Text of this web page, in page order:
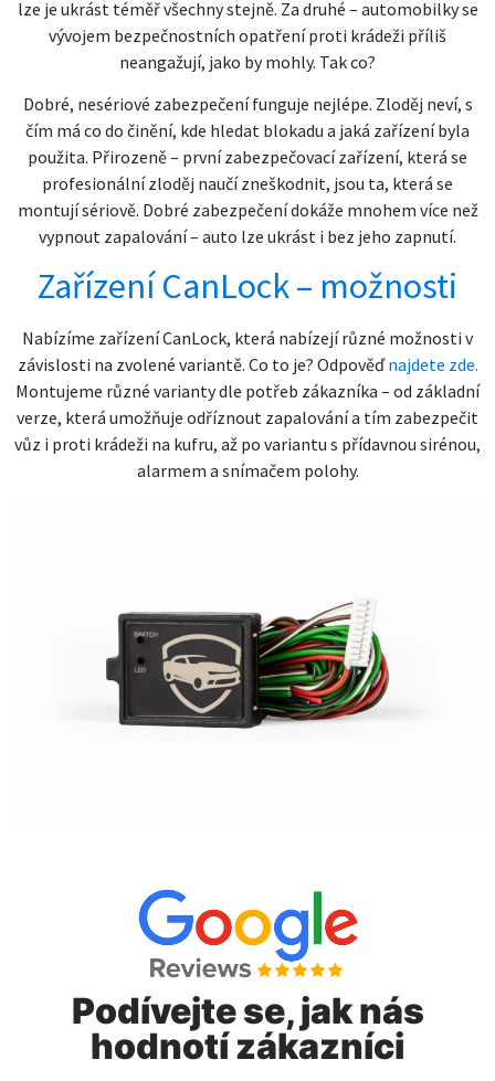
lze je ukrást téměř všechny stejně. Za druhé – automobilky se
vývojem bezpečnostních opatření proti krádeži příliš
neangažují, jako by mohly. Tak co?
Dobré, nesériové zabezpečení funguje nejlépe. Zloděj neví, s
čím má co do činění, kde hledat blokadu a jaká zařízení byla
použita. Přirozeně – první zabezpečovací zařízení, která se
profesionální zloděj naučí zneškodnit, jsou ta, která se
montují sériově. Dobré zabezpečení dokáže mnohem více než
vypnout zapalování – auto lze ukrást i bez jeho zapnutí.
Zařízení CanLock – možnosti
Nabízíme zařízení CanLock, která nabízejí různé možnosti v
závislosti na zvolené variantě. Co to je? Odpověďnajdete zde.
Montujeme různé varianty dle potřeb zákazníka – od základní
verze, která umožňuje odříznout zapalování a tím zabezpečit
vůz i proti krádeži na kufru, až po variantu s přídavnou sirénou,
alarmem a snímačem polohy.
Podívejte se, jak nás
hodnotí zákazníci